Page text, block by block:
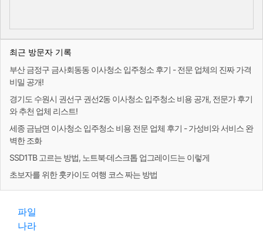
최근 방문자 기록
부산 금정구 금사회동동 이사청소 입주청소 후기 - 전문 업체의 진짜 가격
비밀 공개!
경기도 수원시 권선구 권선2동 이사청소 입주청소 비용 공개, 전문가 후기
와 추천 업체 리스트!
세종 금남면 이사청소 입주청소 비용 전문 업체 후기 - 가성비와 서비스 완
벽한 조화
SSD1TB 고르는 방법, 노트북·데스크톱 업그레이드는 이렇게
초보자를 위한 훗카이도 여행 코스 짜는 방법
파일
나라